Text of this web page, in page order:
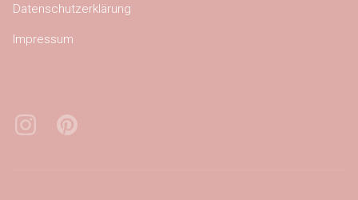
Datenschutzerklärung
Impressum
InstagramPinterest